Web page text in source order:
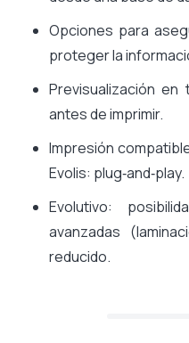
Opciones para
proteger la
Previsualización
antes de imprimir.
Impresión
Evolis: plug‑and‑play.
Evolutivo:
avanzadas
reducido.